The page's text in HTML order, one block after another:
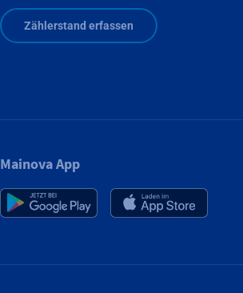
Zählerstand erfassen
Mainova App